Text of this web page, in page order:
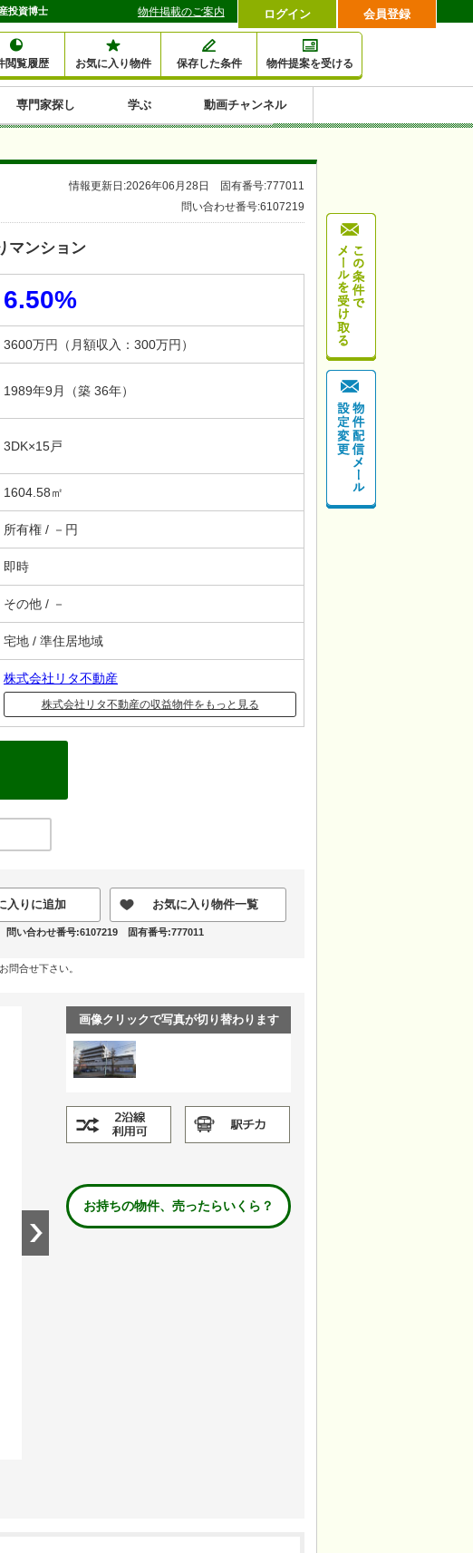
投資博士
閲覧履歴 お気に入り物件 保存した条件 物件提案を受ける
専門家探し 学ぶ 動画チャンネル
ログイン 会員登録
物件掲載のご案内
情報更新日:2026年06月28日 固有番号:777011
問い合わせ番号:6107219
マンション
6.50%
3600万円（月額収入：300万円）
1989年9月（築 36年）
3DK×15戸
1604.58㎡
所有権 / －円
即時
その他 / －
宅地 / 準住居地域
株式会社リタ不動産
株式会社リタ不動産の収益物件をもっと見る
入りに追加 お気に入り物件一覧
問い合わせ番号:6107219 固有番号:777011
問合せ下さい。
画像クリックで写真が切り替わります
お持ちの物件、売ったらいくら？